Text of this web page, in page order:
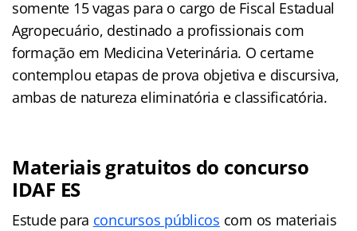
somente 15 vagas para o cargo de Fiscal Estadual
Agropecuário, destinado a profissionais com
formação em Medicina Veterinária. O certame
contemplou etapas de prova objetiva e discursiva,
ambas de natureza eliminatória e classificatória.
Materiais gratuitos do concurso
IDAF ES
Estude para concursos públicos com os materiais